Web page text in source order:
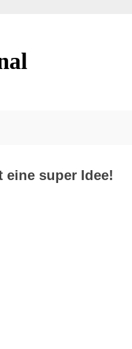
super Idee!